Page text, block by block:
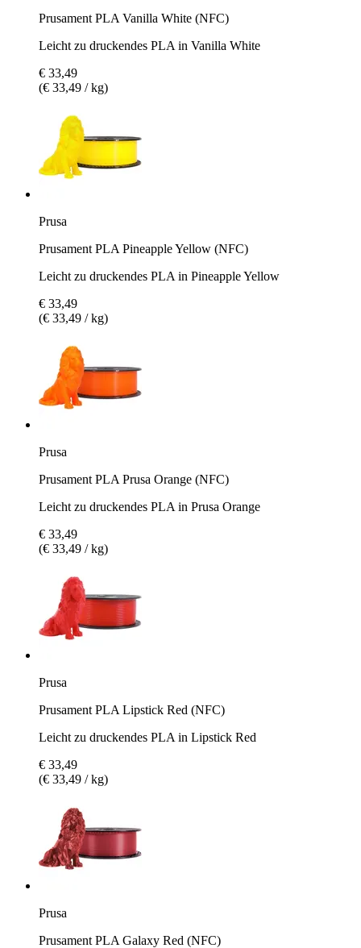
Prusament PLA Vanilla White (NFC)
Leicht zu druckendes PLA in Vanilla White
€ 33,49
(€ 33,49 / kg)
Prusa
Prusament PLA Pineapple Yellow (NFC)
Leicht zu druckendes PLA in Pineapple Yellow
€ 33,49
(€ 33,49 / kg)
Prusa
Prusament PLA Prusa Orange (NFC)
Leicht zu druckendes PLA in Prusa Orange
€ 33,49
(€ 33,49 / kg)
Prusa
Prusament PLA Lipstick Red (NFC)
Leicht zu druckendes PLA in Lipstick Red
€ 33,49
(€ 33,49 / kg)
Prusa
Prusament PLA Galaxy Red (NFC)